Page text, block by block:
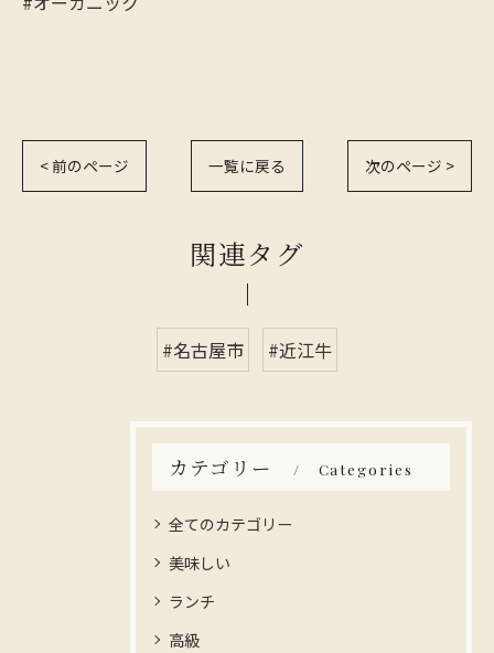
< 前のページ 一覧に戻る 次のページ >
関連タグ
#名古屋市 #近江牛
カテゴリー Categories
全てのカテゴリー
美味しい
ランチ
高級